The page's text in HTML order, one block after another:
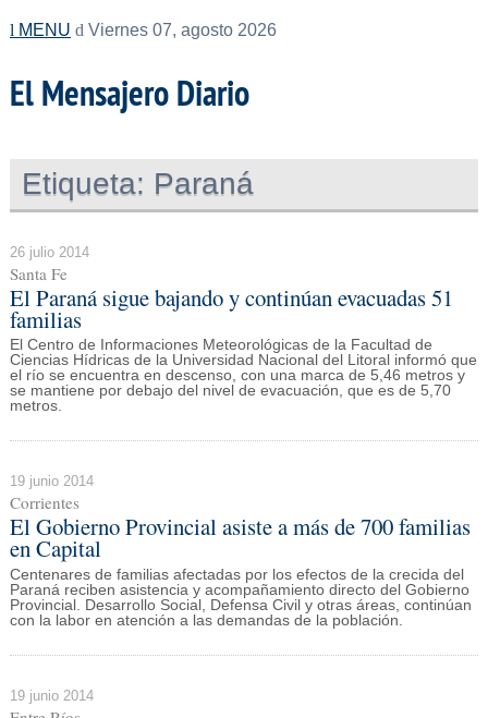
MENU Viernes 07, agosto 2026
El Mensajero Diario
Etiqueta: Paraná
26 julio 2014
Santa Fe
El Paraná sigue bajando y continúan evacuadas 51
familias
El Centro de Informaciones Meteorológicas de la Facultad de
Ciencias Hídricas de la Universidad Nacional del Litoral informó que
el río se encuentra en descenso, con una marca de 5,46 metros y
se mantiene por debajo del nivel de evacuación, que es de 5,70
metros.
19 junio 2014
Corrientes
El Gobierno Provincial asiste a más de 700 familias
en Capital
Centenares de familias afectadas por los efectos de la crecida del
Paraná reciben asistencia y acompañamiento directo del Gobierno
Provincial. Desarrollo Social, Defensa Civil y otras áreas, continúan
con la labor en atención a las demandas de la población.
19 junio 2014